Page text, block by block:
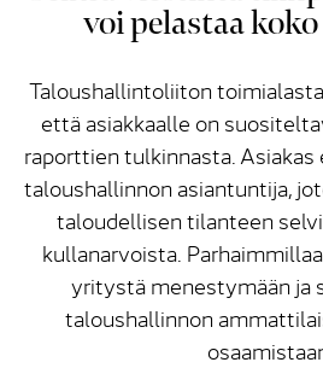
voi pelastaa
Taloushallintoliiton
että asiakkaalle on
raporttien tulkinnasta. Asiakas
taloushallinnon asiantuntija,
taloudellisen tilanteen
kullanarvoista.
yritystä menestymään ja
taloushallinnon